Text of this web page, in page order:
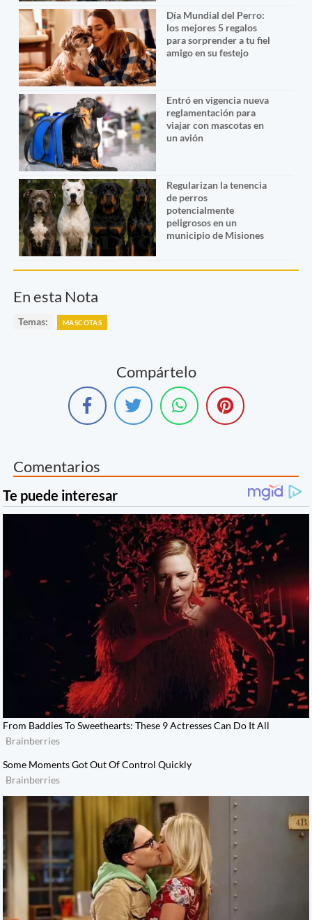
Día Mundial del Perro:
los mejores 5 regalos
para sorprender a tu fiel
amigo en su festejo
Entró en vigencia nueva
reglamentación para
viajar con mascotas en
un avión
Regularizan la tenencia
de perros
potencialmente
peligrosos en un
municipio de Misiones
En esta Nota
Temas: MASCOTAS
Compártelo
Comentarios